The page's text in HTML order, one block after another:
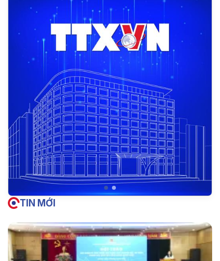
TIN MỚI